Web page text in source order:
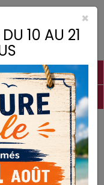
Toggle
LIANTS
DESTOCKAGE
50mm
×
10 AU 21